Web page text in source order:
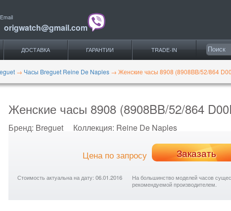
Email
origwatch@gmail.com
ДОСТАВКА ГАРАНТИИ TRADE-IN
→ Часы Breguet Reine De Naples → Женские часы 8908 (8908BB/52/864
Женские часы 8908 (8908BB/52/864
Бренд: Breguet Коллекция: Reine De Naples
Цена по запросу Заказать
Стоимость актуальна на дату: 06.01.2016
На большинство моделей часов
рекомендуемой производителем.